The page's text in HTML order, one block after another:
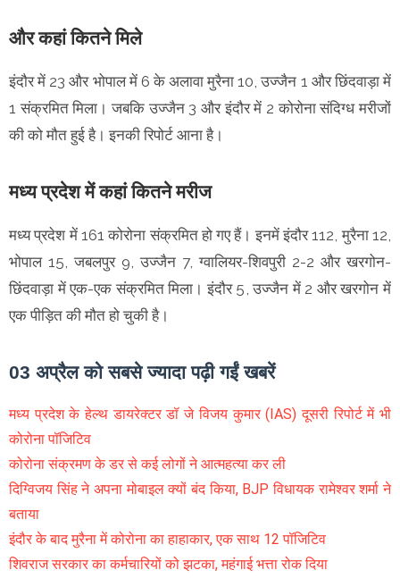
और कहां कितने मिले
इंदौर में 23 और भोपाल में 6 के अलावा मुरैना 10, उज्जैन 1 और छिंदवाड़ा में
1 संक्रमित मिला। जबकि उज्जैन 3 और इंदौर में 2 कोरोना संदिग्ध मरीजों
की को मौत हुई है। इनकी रिपोर्ट आना है।
मध्य प्रदेश में कहां कितने मरीज
मध्य प्रदेश में 161 कोरोना संक्रमित हो गए हैं। इनमें इंदौर 112, मुरैना 12,
भोपाल 15, जबलपुर 9, उज्जैन 7, ग्वालियर-शिवपुरी 2-2 और खरगोन-
छिंदवाड़ा में एक-एक संक्रमित मिला। इंदौर 5, उज्जैन में 2 और खरगोन में
एक पीड़ित की मौत हो चुकी है।
03 अप्रैल को सबसे ज्यादा पढ़ी गईं खबरें
मध्य प्रदेश के हेल्थ डायरेक्टर डॉ जे विजय कुमार (IAS) दूसरी रिपोर्ट में भी
कोरोना पॉजिटिव
कोरोना संक्रमण के डर से कई लोगों ने आत्महत्या कर ली
दिग्विजय सिंह ने अपना मोबाइल क्यों बंद किया, BJP विधायक रामेश्वर शर्मा ने
बताया
इंदौर के बाद मुरैना में कोरोना का हाहाकार, एक साथ 12 पॉजिटिव
शिवराज सरकार का कर्मचारियों को झटका, महंगाई भत्ता रोक दिया